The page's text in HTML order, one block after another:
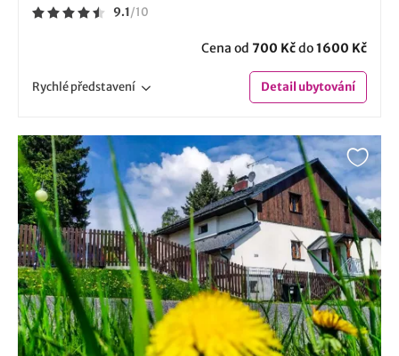
9.1/10
Cena od 700 Kčdo1600 Kč
Rychlépředstavení Detailubytování